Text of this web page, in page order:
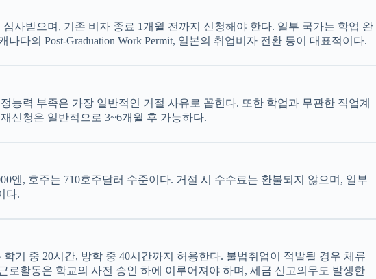
사받으며, 기존 비자 종료 1개월 전까지 신청해야 한다. 일부 국가는 학업 완
다의 Post-Graduation Work Permit, 일본의 취업비자 전환 등이 대표적이다.
력 부족은 가장 일반적인 거절 사유로 꼽힌다. 또한 학업과 무관한 직업계
신청은 일반적으로 3~6개월 후 가능하다.
엔, 호주는 710호주달러 수준이다. 거절 시 수수료는 환불되지 않으며, 일부
다.
기 중 20시간, 방학 중 40시간까지 허용한다. 불법취업이 적발될 경우 체류
활동은 학교의 사전 승인 하에 이루어져야 하며, 세금 신고의무도 발생한